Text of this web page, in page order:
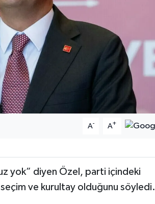
A- A+
yok” diyen Özel, parti içindeki
ve kurultay olduğunu söyledi.